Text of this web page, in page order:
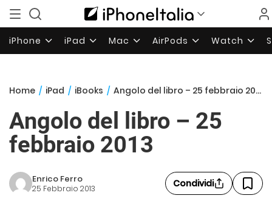
iPhone iPad Mac AirPods Watch
Home / iPad / iBooks / Angolo del libro – 25 febbraio 2013
Angolo del libro – 25
febbraio 2013
Enrico Ferro
25 Febbraio 2013 Condividi